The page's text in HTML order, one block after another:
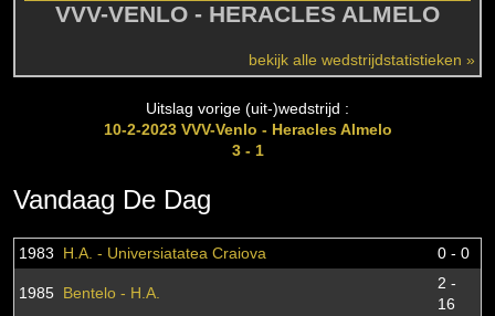
VVV-VENLO - HERACLES ALMELO
bekijk alle wedstrijdstatistieken »
Uitslag vorige (uit-)wedstrijd :
10-2-2023 VVV-Venlo - Heracles Almelo
3 - 1
Vandaag De Dag
1983 H.A. - Universiatatea Craiova 0 - 0
1985 Bentelo - H.A.
2 -
16